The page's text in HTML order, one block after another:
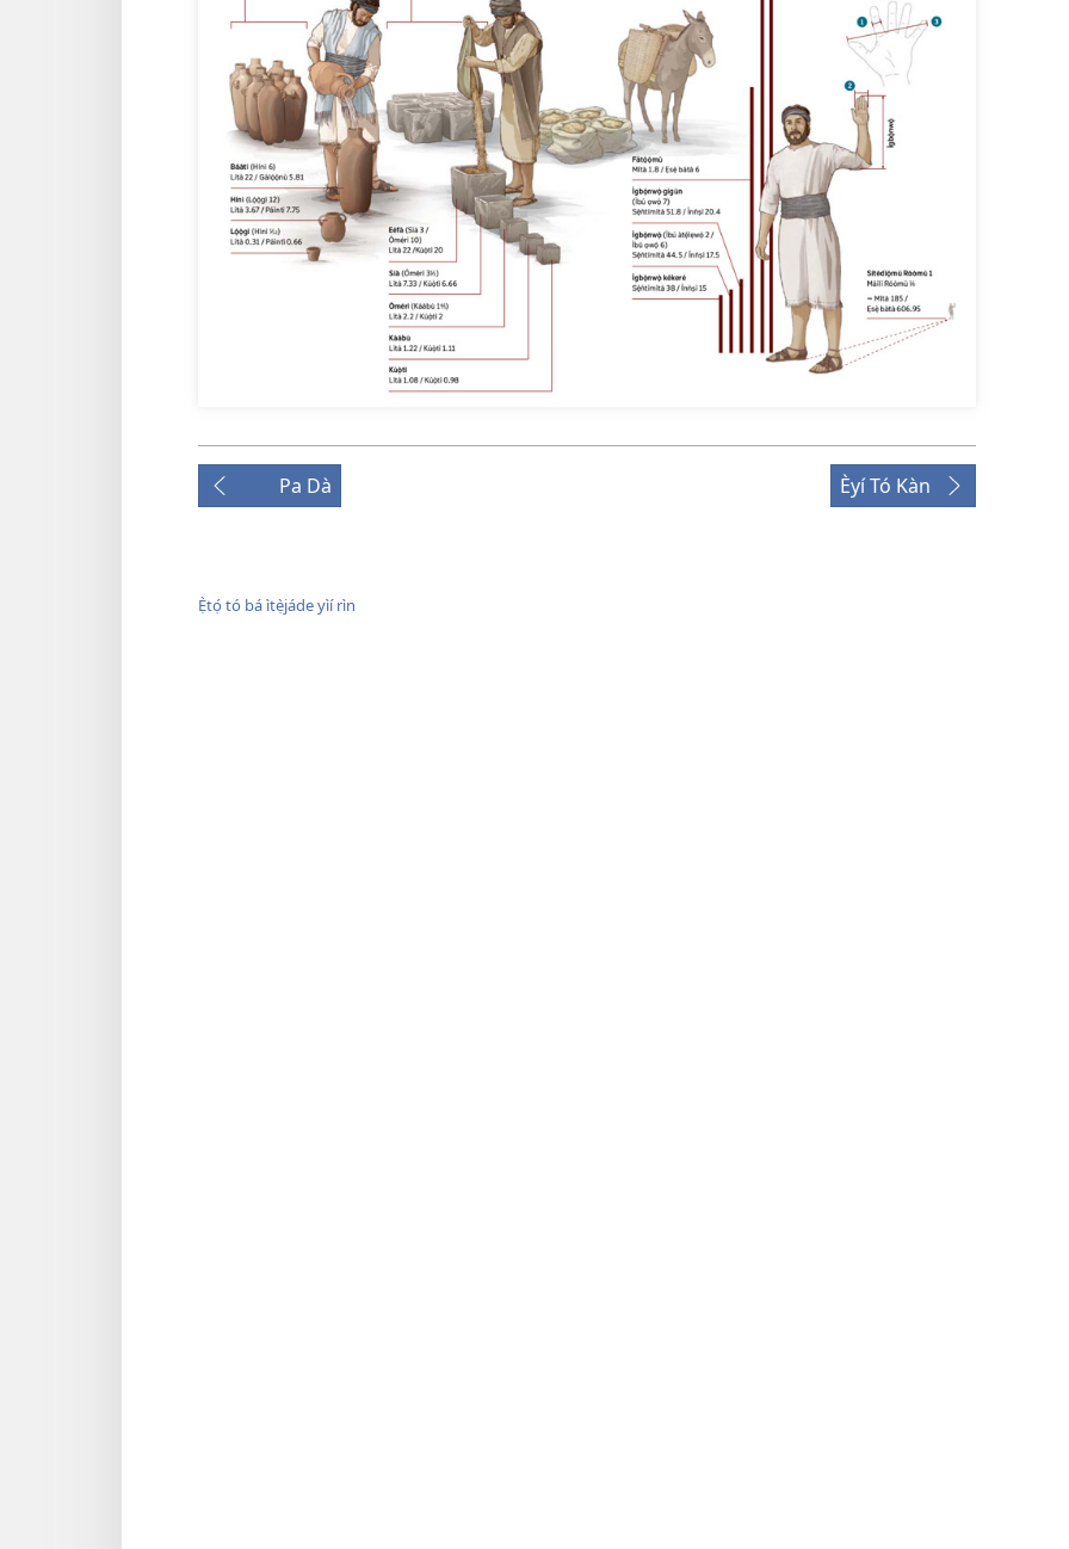
Pa Dà Èyí Tó Kàn
Ẹ̀tọ́ tó bá ìtẹ̀jáde yìí rìn